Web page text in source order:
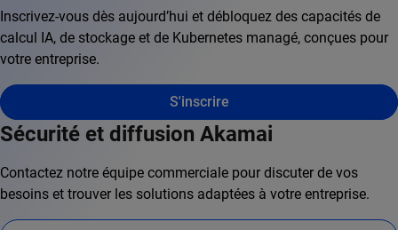
Inscrivez-vous dès aujourd’hui et débloquez des capacités de
calcul IA, de stockage et de Kubernetes managé, conçues pour
votre entreprise.
S'inscrire
Sécurité et diffusion Akamai
Contactez notre équipe commerciale pour discuter de vos
besoins et trouver les solutions adaptées à votre entreprise.